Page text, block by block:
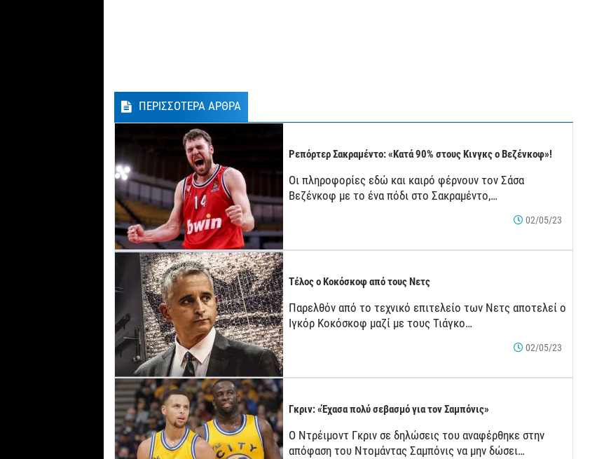
ΠΕΡΙΣΣΟΤΕΡΑ ΑΡΘΡΑ
Ρεπόρτερ Σακραμέντο: «Κατά 90% στους Κινγκς ο Βεζένκοφ»!
Οι πληροφορίες εδώ και καιρό φέρνουν τον Σάσα
Βεζένκοφ με το ένα πόδι στο Σακραμέντο,…
02/05/23
Τέλος ο Κοκόσκοφ από τους Νετς
Παρελθόν από το τεχνικό επιτελείο των Νετς αποτελεί ο
Ιγκόρ Κοκόσκοφ μαζί με τους Τιάγκο…
02/05/23
Γκριν: «Έχασα πολύ σεβασμό για τον Σαμπόνις»
Ο Ντρέιμοντ Γκριν σε δηλώσεις του αναφέρθηκε στην
απόφαση του Ντομάντας Σαμπόνις να μην δώσει…